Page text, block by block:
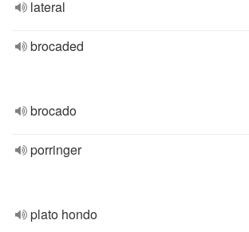
lateral
brocaded
brocado
porringer
plato hondo